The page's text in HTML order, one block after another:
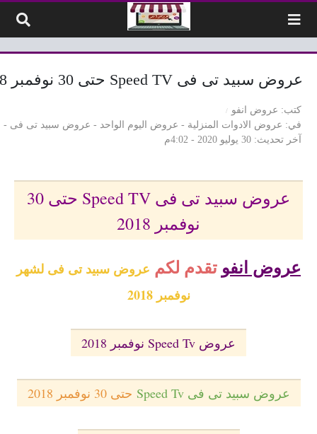
عروض سبيد تى فى Speed TV حتى 30 نوفمبر 2018
كتب
عروض انفو
في
عروض الادوات المنزلية - عروض اليوم الواحد - عروض سبيد تى فى -
آخر تحديث 30 يوليو 2020 - 4:02م
عروض سبيد تى فى Speed TV حتى 30
نوفمبر 2018
عروض انفو تقدم لكم عروض سبيد تى فى لشهر
نوفمبر 2018
عروض Speed Tv نوفمبر 2018
عروض سبيد تى فى Speed Tv حتى 30 نوفمبر 2018